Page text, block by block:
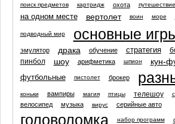
поиск предметов
картридж охота путешествие
на одном месте вертолет воин море
подводный мир основные
эмулятор драка обучение стратегия
пинбол
шоу арифметика шпион кун-
футбольные пистолет брокер
коньки вампиры магия птицы телешоу
велосипед музыка вирус серийные авто
головоломка набор программ